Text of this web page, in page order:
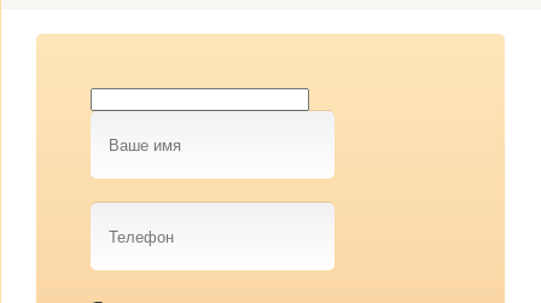
Ваше
имя
Телефон